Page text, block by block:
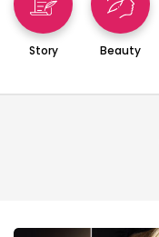
Story Beauty